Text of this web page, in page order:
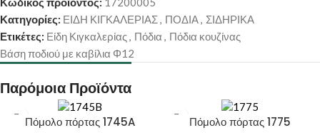
Κατηγορίες: ΕΙΔΗ ΚΙΓΚΑΛΕΡΙΑΣ, ΠΟΔΙΑ, ΣΙΔΗΡΙΚΑ
Ετικέτες: Είδη Κιγκαλερίας, Πόδια , Πόδια κουζίνας
Βάση ποδιού με καβίλια Φ12
Παρόμοια Προϊόντα
Πόμολο πόρτας 1745A Πόμολο πόρτας 1775